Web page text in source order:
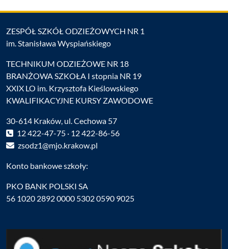
ZESPÓŁ SZKÓŁ ODZIEŻOWYCH NR 1
im. Stanisława Wyspiańskiego
TECHNIKUM ODZIEŻOWE NR 18
BRANŻOWA SZKOŁA I stopnia NR 19
XXIX LO im. Krzysztofa Kieślowskiego
KWALIFIKACYJNE KURSY ZAWODOWE
30-614 Kraków, ul. Cechowa 57
12 422-47-75 · 12 422-86-56
zsodz1@mjo.krakow.pl
Konto bankowe szkoły:
PKO BANK POLSKI SA
56 1020 2892 0000 5302 0590 9025